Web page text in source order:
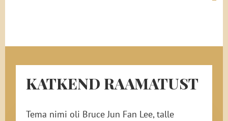
KATKEND RAAMATUST
Tema nimi oli Bruce Jun Fan Lee, talle